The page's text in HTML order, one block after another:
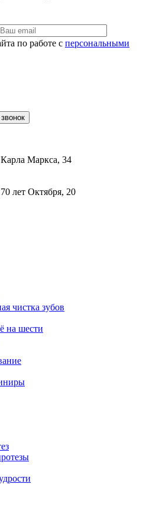
по работе с персональными
Карла Маркса, 34
70 лет Октября, 20
чистка зубов
на шести